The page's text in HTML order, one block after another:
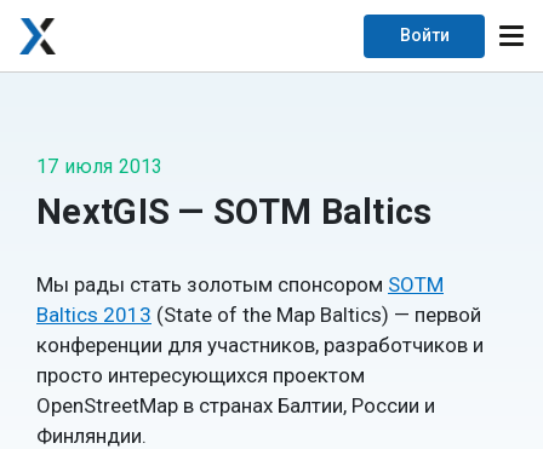
Войти
17 июля 2013
NextGIS — SOTM Baltics
Мы рады стать золотым спонсором SOTM
Baltics 2013 (State of the Map Baltics) — первой
конференции для участников, разработчиков и
просто интересующихся проектом
OpenStreetMap в странах Балтии, России и
Финляндии.